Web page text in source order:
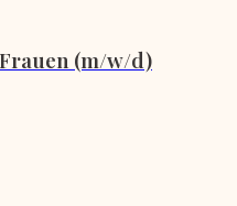
(m/w/d)